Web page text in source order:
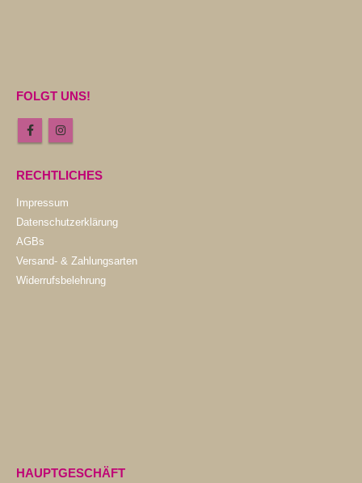
FOLGT UNS!
RECHTLICHES
Impressum
Datenschutzerklärung
AGBs
Versand- & Zahlungsarten
Widerrufsbelehrung
HAUPTGESCHÄFT